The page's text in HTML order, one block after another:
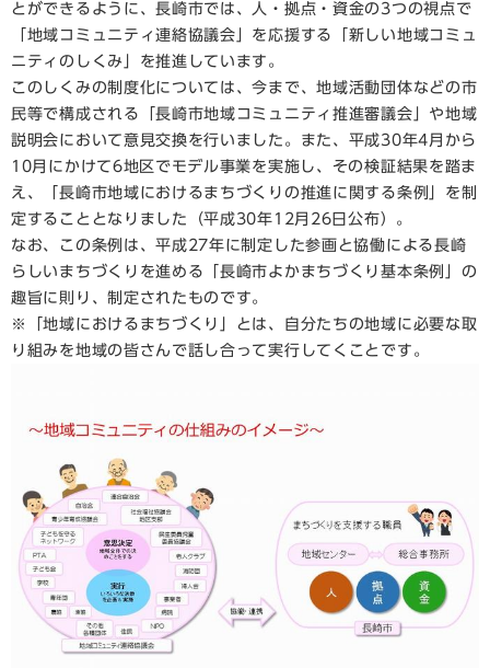
とができるように、長崎市では、人・拠点・資金の3つの視点で
「地域コミュニティ連絡協議会」を応援する「新しい地域コミュ
ニティのしくみ」を推進しています。
このしくみの制度化については、今まで、地域活動団体などの市
民等で構成される「長崎市地域コミュニティ推進審議会」や地域
説明会において意見交換を行いました。また、平成30年4月から
10月にかけて6地区でモデル事業を実施し、その検証結果を踏ま
え、「長崎市地域におけるまちづくりの推進に関する条例」を制
定することとなりました（平成30年12月26日公布）。
なお、この条例は、平成27年に制定した参画と協働による長崎
らしいまちづくりを進める「長崎市よかまちづくり基本条例」の
趣旨に則り、制定されたものです。
※「地域におけるまちづくり」とは、自分たちの地域に必要な取
り組みを地域の皆さんで話し合って実行してくことです。